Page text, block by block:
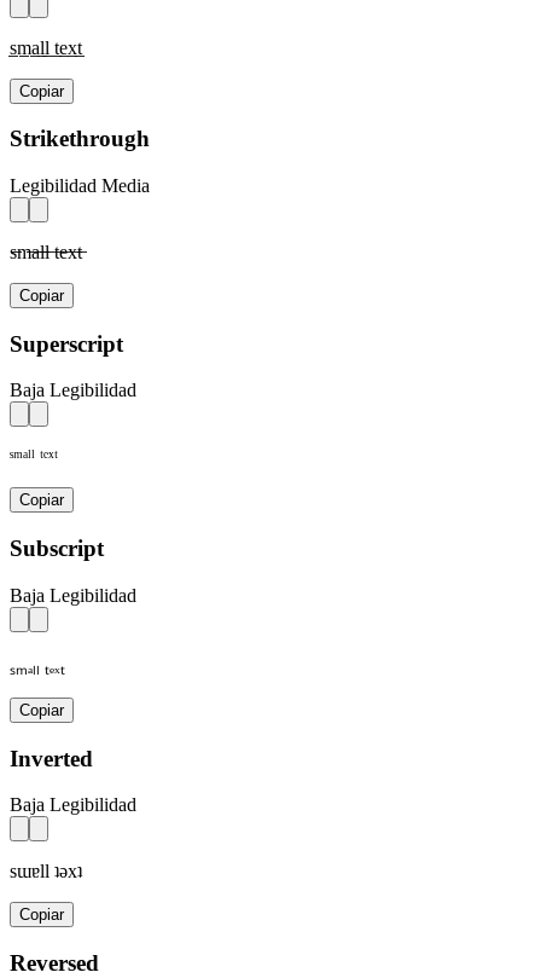
s̲m̲a̲l̲l̲ t̲e̲x̲t̲
Copiar
Strikethrough
Legibilidad Media
s̶m̶a̶l̶l̶ t̶e̶x̶t̶
Copiar
Superscript
Baja Legibilidad
ˢᵐᵃˡˡ ᵗᵉˣᵗ
Copiar
Subscript
Baja Legibilidad
ₛₘₐₗₗ ₜₑₓₜ
Copiar
Inverted
Baja Legibilidad
sɯɐll ʇǝxʇ
Copiar
Reversed